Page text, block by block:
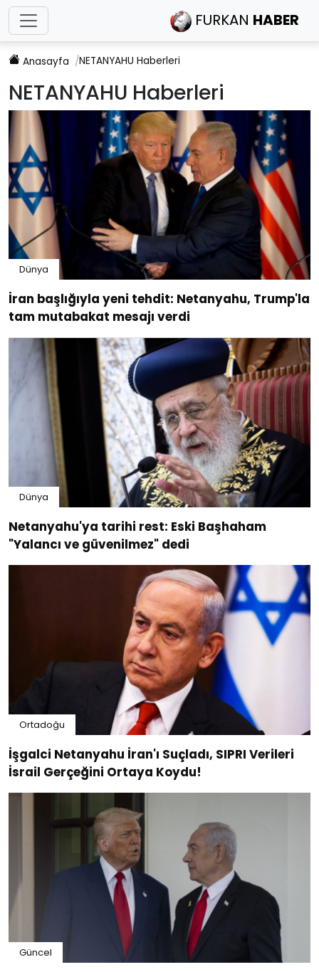
FURKAN HABER
Anasayfa NETANYAHU Haberleri
NETANYAHU Haberleri
Dünya
İran başlığıyla yeni tehdit: Netanyahu, Trump'la
tam mutabakat mesajı verdi
Dünya
Netanyahu'ya tarihi rest: Eski Başhaham
"Yalancı ve güvenilmez" dedi
Ortadoğu
İşgalci Netanyahu İran'ı Suçladı, SIPRI Verileri
İsrail Gerçeğini Ortaya Koydu!
Güncel